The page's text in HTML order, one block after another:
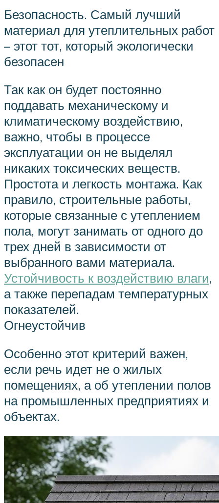
Безопасность. Самый лучший
материал для утеплительных работ
– этот тот, который экологически
безопасен
Так как он будет постоянно
поддавать механическому и
климатическому воздействию,
важно, чтобы в процессе
эксплуатации он не выделял
никаких токсических веществ.
Простота и легкость монтажа. Как
правило, строительные работы,
которые связанные с утеплением
пола, могут занимать от одного до
трех дней в зависимости от
выбранного вами материала.
Устойчивость к воздействию влаги,
а также перепадам температурных
показателей.
Огнеустойчив
Особенно этот критерий важен,
если речь идет не о жилых
помещениях, а об утеплении полов
на промышленных предприятиях и
объектах.